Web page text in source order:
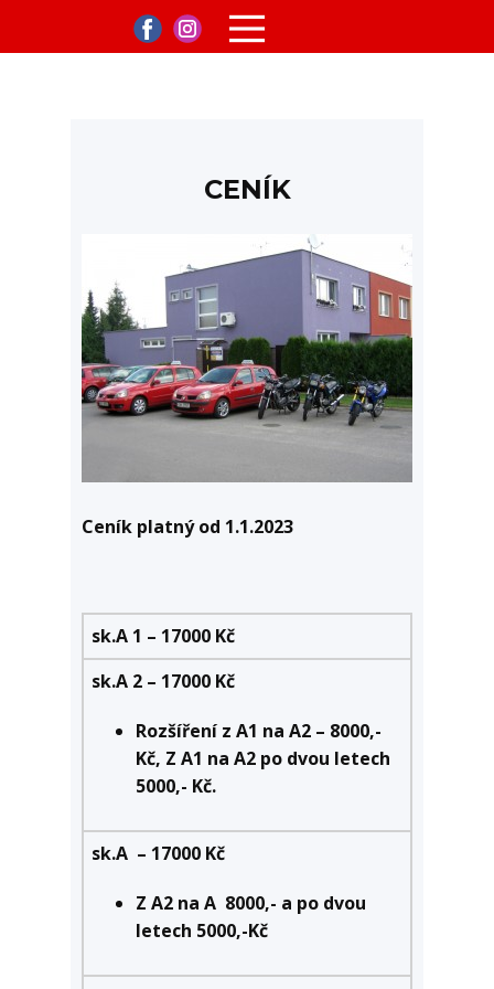
CENÍK
Ceník platný od 1.1.2023
sk.A 1 – 17000 Kč
sk.A 2 – 17000 Kč
Rozšíření z A1 na A2 – 8000,-
Kč, Z A1 na A2 po dvou letech
5000,- Kč.
sk.A – 17000 Kč
Z A2 na A 8000,- a po dvou
letech 5000,-Kč